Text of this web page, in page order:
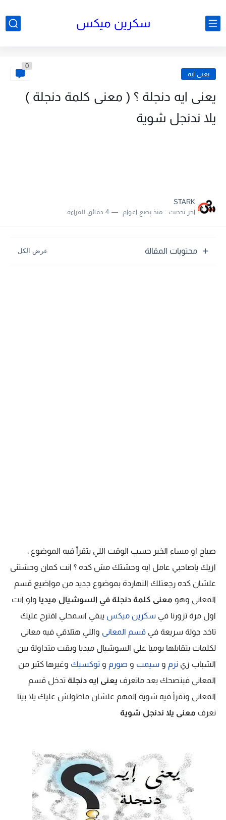
سكرين ميكس
يعنى ايه
0
يعنى ايه دنجلة ؟ ( معنى كلمة دنجلة )
يلا ندنجل شوية
STARK
اخر تحديث : منذ بضع اعوام 4 دقائق للقراءة
محتويات المقالة
صباح او مساء الخير حسب الوقت اللي بتقرأ فيه الموضوع ،
ازيك ياصاحبي عامل ايه وحشتك مش كده ؟ انت كمان وحشتنى
علشان كده رجعتلك النهاردة بموضوع جديد من مواضيع قسم
المعانى وهو معنى كلمة دنجلة في السوشيال ميديا ولو انت
اول مرة تزورنا في سكرين ميكس يبقي اسمحلي اقترح عليك
تاخد جولة سريعة في قسم المعانى واللي هتلاقي فيه معانى
لكلمات بتقابلها يوميا على السوشيال ميديا وبقت متداولة بين
الشباب زي نرم و سيمب و صورم و توكسيك وغيرها كتير من
المعانى فبنصحك بعد ماتعرف يعنى ايه دنجلة تدخل قسم
المعانى وتقرأ فيه شوية المهم علشان ماطولش عليك يلا بينا
نعرف معنى يلا ندنجل شوية